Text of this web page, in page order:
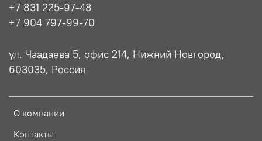
О компании
Контакты
+7 831 225-97-48
+7 904 797-99-70
ул. Чаадаева 5, офис 214, Нижний Новгород,
603035, Россия